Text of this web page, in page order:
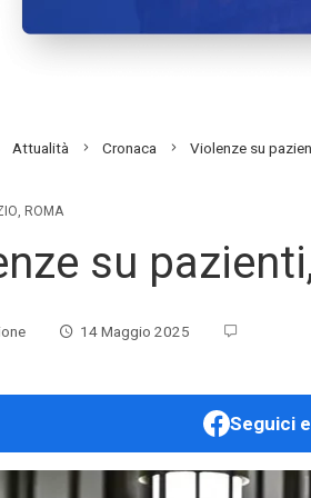
Attualità Cronaca Violenze su
, ROMA
su
14 Maggio 2025
Seguici